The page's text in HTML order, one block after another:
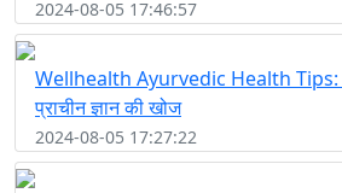
2024-08-05 17:46:57
Wellhealth Ayurvedic Health
प्राचीन ज्ञान की खोज
2024-08-05 17:27:22